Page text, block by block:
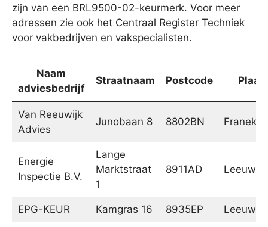
zijn van een BRL9500-02-keurmerk. Voor meer
adressen zie ook het Centraal Register Techniek
voor vakbedrijven en vakspecialisten.
Naam
adviesbedrijf
Straatnaam Postcode
Van Reeuwijk
Advies
Junobaan 8 8802BN Franeker
Energie
Inspectie B.V.
Lange
Marktstraat
1
8911AD
EPG-KEUR Kamgras 16 8935EP